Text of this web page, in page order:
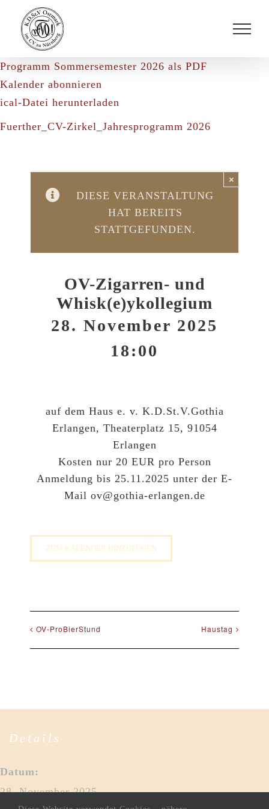
Inhalt
springen
Programm Sommersemester 2026 als PDF
Kalender abonnieren
ical-Datei herunterladen
Fuerther_CV-Zirkel_Jahresprogramm 2026
DIESE VERANSTALTUNG
HAT BEREITS
STATTGEFUNDEN.
×
OV-Zigarren- und
Whisk(e)ykollegium
28. November 2025
18:00
auf dem Haus e. v. K.D.St.V.Gothia
Erlangen, Theaterplatz 15, 91054
Erlangen
Kosten nur 20 EUR pro Person
Anmeldung bis 25.11.2025 unter der E-
Mail ov@gothia-erlangen.de
ZUM KALENDER HINZUFÜGEN
OV-ProBierStund Haustag
Details
Datum:
28. November 2025